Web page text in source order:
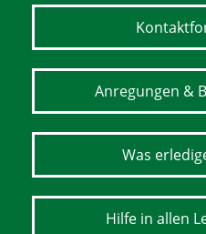
Anregungen &
Was
Hilfe in allen